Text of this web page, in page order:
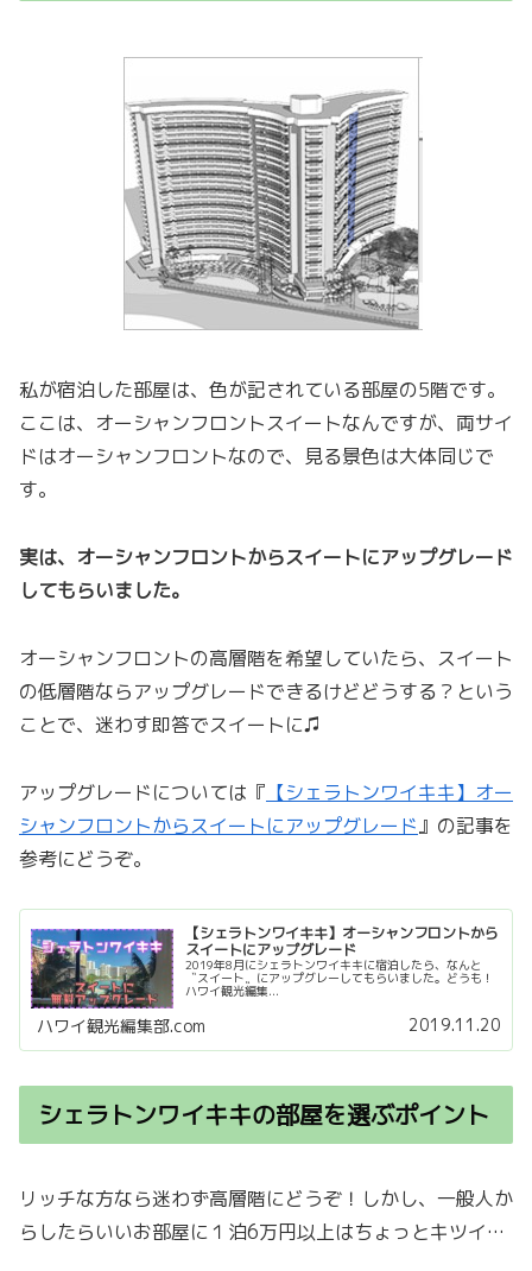
私が宿泊した部屋は、色が記されている部屋の5階です。
ここは、オーシャンフロントスイートなんですが、両サイ
ドはオーシャンフロントなので、見る景色は大体同じで
す。
実は、オーシャンフロントからスイートにアップグレード
してもらいました。
オーシャンフロントの高層階を希望していたら、スイート
の低層階ならアップグレードできるけどどうする？という
ことで、迷わす即答でスイートに♫
アップグレードについては『 【シェラトンワイキキ】オー
シャンフロントからスイートにアップグレード』の記事を
参考にどうぞ。
【シェラトンワイキキ】オーシャンフロントから
スイートにアップグレード
2019年8月にシェラトンワイキキに宿泊したら、なんと
〝スイート〟にアップグレーしてもらいました。どうも！
ハワイ観光編集...
ハワイ観光編集部.com 2019.11.20
シェラトンワイキキの部屋を選ぶポイント
リッチな方なら迷わず高層階にどうぞ！しかし、一般人か
らしたらいいお部屋に１泊6万円以上はちょっとキツイ…